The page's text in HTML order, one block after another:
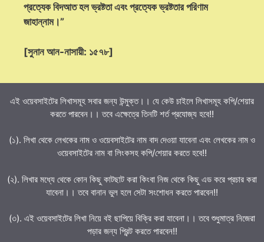
প্রত্যেক বিদআত হল ভ্রষ্টতা এবং প্রত্যেক ভ্রষ্টতার পরিণাম
জাহান্নাম।”
[সুনান আন-নাসায়ী: ১৫৭৮]
এই ওয়েবসাইটের লিখাসমূহ সবার জন্য উন্মুক্ত।। যে কেউ চাইলে লিখাসমূহ কপি/শেয়ার
করতে পারবেন।। তবে এক্ষেত্রে তিনটি শর্ত প্রযোজ্য হবে!!
(১). লিখা থেকে লেখকের নাম ও ওয়েবসাইটের নাম বাদ দেওয়া যাবেনা এবং লেখকের নাম ও
ওয়েবসাইটের নাম বা লিংকসহ কপি/শেয়ার করতে হবে!!
(২). লিখার মধ্যে থেকে কোন কিছু কাটছাট করা কিংবা নিজ থেকে কিছু এড করে প্রচার করা
যাবেনা।। তবে বানান ভুল হলে সেটা সংশোধন করতে পারবেন!!
(৩). এই ওয়েবসাইটের লিখা নিয়ে বই ছাপিয়ে বিক্রি করা যাবেনা।। তবে শুধুমাত্র নিজেরা
পড়ার জন্য প্রিন্ট করতে পারবেন!!